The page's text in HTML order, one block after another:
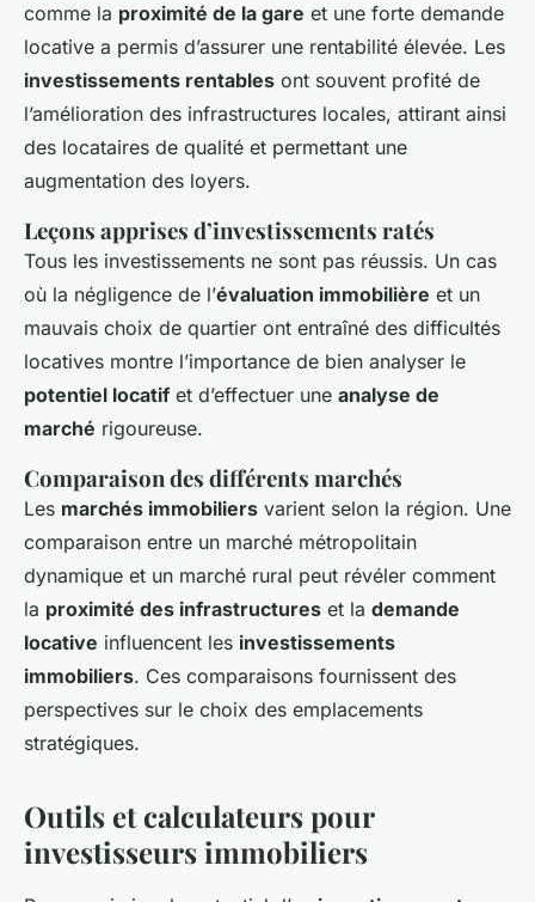
comme la proximité de la gare et une forte demande
locative a permis d’assurer une rentabilité élevée. Les
investissements rentables ont souvent profité de
l’amélioration des infrastructures locales, attirant ainsi
des locataires de qualité et permettant une
augmentation des loyers.
Leçons apprises d’investissements ratés
Tous les investissements ne sont pas réussis. Un cas
où la négligence de l’évaluation immobilière et un
mauvais choix de quartier ont entraîné des difficultés
locatives montre l’importance de bien analyser le
potentiel locatif et d’effectuer une analyse de
marché rigoureuse.
Comparaison des différents marchés
Les marchés immobiliers varient selon la région. Une
comparaison entre un marché métropolitain
dynamique et un marché rural peut révéler comment
la proximité des infrastructures et la demande
locative influencent les investissements
immobiliers. Ces comparaisons fournissent des
perspectives sur le choix des emplacements
stratégiques.
Outils et calculateurs pour
investisseurs immobiliers